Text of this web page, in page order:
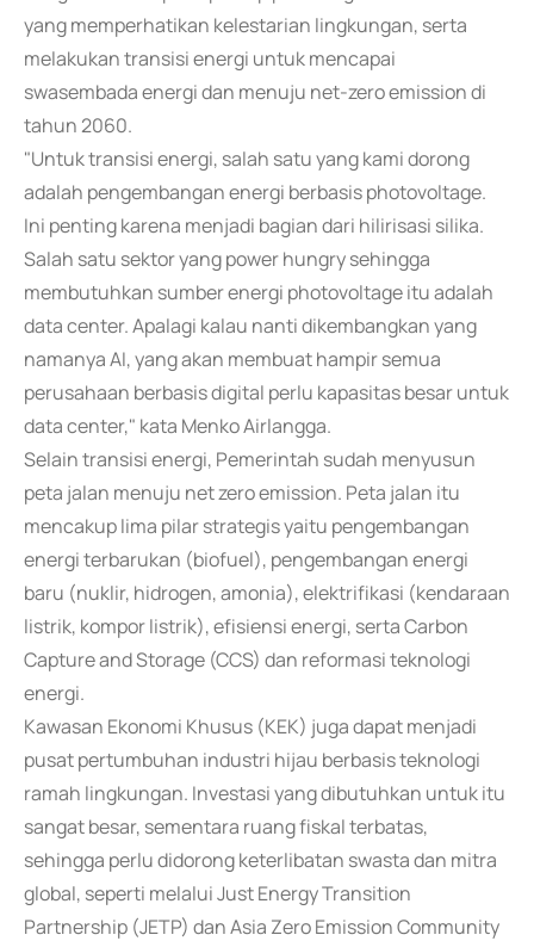
yang memperhatikan kelestarian lingkungan, serta
melakukan transisi energi untuk mencapai
swasembada energi dan menuju net-zero emission di
tahun 2060.
"Untuk transisi energi, salah satu yang kami dorong
adalah pengembangan energi berbasis photovoltage.
Ini penting karena menjadi bagian dari hilirisasi silika.
Salah satu sektor yang power hungry sehingga
membutuhkan sumber energi photovoltage itu adalah
data center. Apalagi kalau nanti dikembangkan yang
namanya AI, yang akan membuat hampir semua
perusahaan berbasis digital perlu kapasitas besar untuk
data center," kata Menko Airlangga.
Selain transisi energi, Pemerintah sudah menyusun
peta jalan menuju net zero emission. Peta jalan itu
mencakup lima pilar strategis yaitu pengembangan
energi terbarukan (biofuel), pengembangan energi
baru (nuklir, hidrogen, amonia), elektrifikasi (kendaraan
listrik, kompor listrik), efisiensi energi, serta Carbon
Capture and Storage (CCS) dan reformasi teknologi
energi.
Kawasan Ekonomi Khusus (KEK) juga dapat menjadi
pusat pertumbuhan industri hijau berbasis teknologi
ramah lingkungan. Investasi yang dibutuhkan untuk itu
sangat besar, sementara ruang fiskal terbatas,
sehingga perlu didorong keterlibatan swasta dan mitra
global, seperti melalui Just Energy Transition
Partnership (JETP) dan Asia Zero Emission Community